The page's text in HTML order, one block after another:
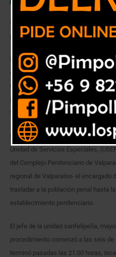
Procedimiento se repite en los
penitenciarios de la región.
Eran cerca de las 18:00 horas del
de Gendarmería comenzaron a
Cumplimiento Penitenciario (CCP) de
procedimiento de registro y
teléfonos celulares, armas
En esta ocasión fue el mismo
Unidad de Servicios Especiales,
del Complejo Penitenciario de
regional de Valparaíso- el encargado
trasladar a la población penal hasta
establecimiento penitenciario.
El jefe de la unidad sanfelipeña,
procedimiento comenzó a las seis
terminó pasadas las 21.00 horas,